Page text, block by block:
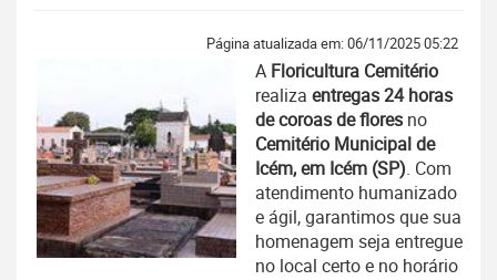
Página atualizada em: 06/11/2025 05:22
A Floricultura Cemitério
realiza entregas 24 horas
de coroas de flores no
Cemitério Municipal de
Icém, em Icém (SP). Com
atendimento humanizado
e ágil, garantimos que sua
homenagem seja entregue
no local certo e no horário